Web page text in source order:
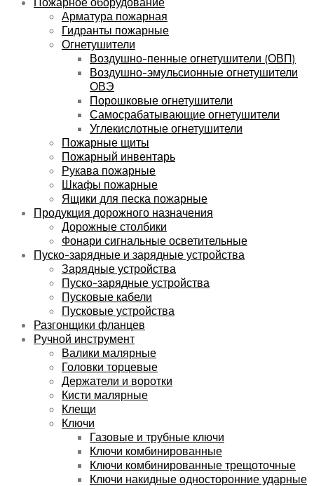
Арматура пожарная
Гидранты пожарные
Огнетушители
Воздушно-пенные огнетушители (ОВП)
Воздушно-эмульсионные огнетушители
ОВЭ
Порошковые огнетушители
Самосрабатывающие огнетушители
Углекислотные огнетушители
Пожарные щиты
Пожарный инвентарь
Рукава пожарные
Шкафы пожарные
Ящики для песка пожарные
Продукция дорожного назначения
Дорожные столбики
Фонари сигнальные осветительные
Пуско-зарядные и зарядные устройства
Зарядные устройства
Пуско-зарядные устройства
Пусковые кабели
Пусковые устройства
Разгонщики фланцев
Ручной инструмент
Валики малярные
Головки торцевые
Держатели и воротки
Кисти малярные
Клещи
Ключи
Газовые и трубные ключи
Ключи комбинированные
Ключи комбинированные трещоточные
Ключи накидные односторонние ударные